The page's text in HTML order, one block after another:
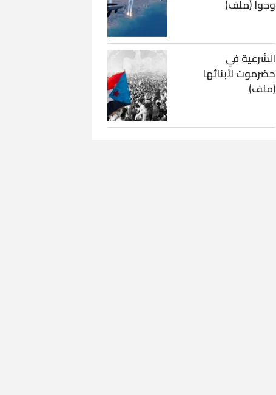
وجوا (ملف)
الشرعية في
حضرموت لأبنائها
(ملف)